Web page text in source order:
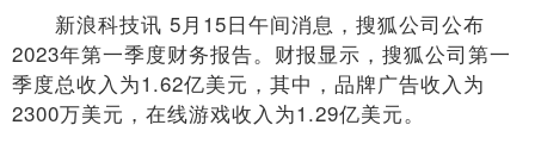
新浪科技讯 5月15日午间消息，搜狐公司公布
2023年第一季度财务报告。财报显示，搜狐公司第一
季度总收入为1.62亿美元，其中，品牌广告收入为
2300万美元，在线游戏收入为1.29亿美元。